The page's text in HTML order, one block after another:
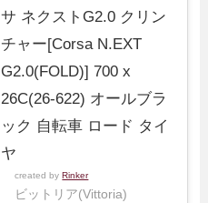
サ ネクストG2.0 クリン
チャー[Corsa N.EXT
G2.0(FOLD)] 700 x
26C(26-622) オールブラ
ック 自転車 ロード タイ
ヤ
created byRinker
ビットリア(Vittoria)